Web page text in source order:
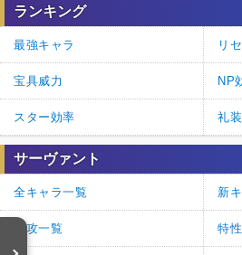
ランキング
最強キャラ リ
宝具威力 NP
スター効率 礼
サーヴァント
全キャラ一覧 新
特攻一覧 特